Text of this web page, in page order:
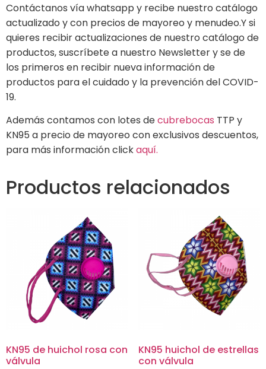
Contáctanos vía whatsapp y recibe nuestro catálogo
actualizado y con precios de mayoreo y menudeo.Y si
quieres recibir actualizaciones de nuestro catálogo de
productos, suscríbete a nuestro Newsletter y se de
los primeros en recibir nueva información de
productos para el cuidado y la prevención del COVID-
19.
Además contamos con lotes decubrebocas TTP y
KN95 a precio de mayoreo con exclusivos descuentos,
para más información clickaquí.
Productos relacionados
KN95 de huichol rosa con
válvula
KN95 huichol de estrellas
con válvula